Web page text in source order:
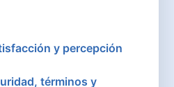
y percepción
términos y